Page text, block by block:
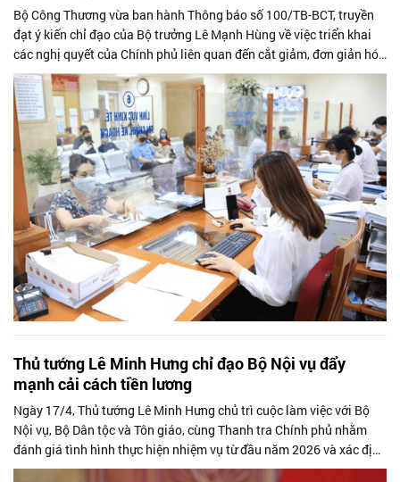
Bộ Công Thương vừa ban hành Thông báo số 100/TB-BCT, truyền
đạt ý kiến chỉ đạo của Bộ trưởng Lê Mạnh Hùng về việc triển khai
các nghị quyết của Chính phủ liên quan đến cắt giảm, đơn giản hóa
thủ tục hành chính và điều kiện kinh doanh.
Thủ tướng Lê Minh Hưng chỉ đạo Bộ Nội vụ đẩy
mạnh cải cách tiền lương
Ngày 17/4, Thủ tướng Lê Minh Hưng chủ trì cuộc làm việc với Bộ
Nội vụ, Bộ Dân tộc và Tôn giáo, cùng Thanh tra Chính phủ nhằm
đánh giá tình hình thực hiện nhiệm vụ từ đầu năm 2026 và xác định
các nhiệm vụ trọng tâm trong thời gian tới.